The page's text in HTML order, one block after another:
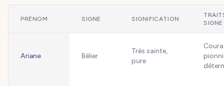
PRÉNOM SIGNE SIGNIFICATION
SIGNE
Ariane Bélier
Très sainte,
pure